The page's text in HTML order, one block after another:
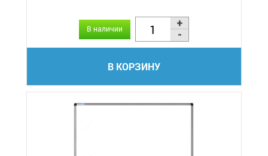
В наличии
В КОРЗИНУ